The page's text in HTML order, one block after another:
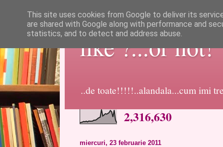
like ?...or not!
..de toate!!!!!..alandala...cum imi
2,316,630
miercuri, 23 februarie 2011
This site uses cookies from Google to deliver its
are shared with Google along with performance and
statistics, and to detect and address abuse.